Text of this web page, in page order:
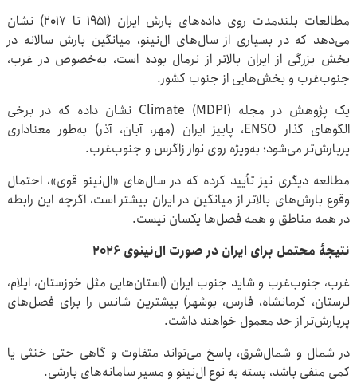
مطالعات بلندمدت روی داده‌های بارش ایران (۱۹۵۱ تا ۲۰۱۷) نشان
می‌دهد که در بسیاری از سال‌های ال‌نینو، میانگین بارش سالانه در
بخش بزرگی از ایران بالاتر از نرمال بوده است، به‌خصوص در غرب،
جنوب‌غرب و بخش‌هایی از جنوب کشور.
یک پژوهش در مجله Climate (MDPI) نشان داده که در برخی
الگوهای گذار ENSO، پاییز ایران (مهر، آبان، آذر) به‌طور معناداری
پربارش‌تر می‌شود؛ به‌ویژه روی نوار زاگرس و جنوب‌غرب.
مطالعه دیگری نیز تأیید کرده که در سال‌های «ال‌نینو قوی»، احتمال
وقوع بارش‌های بالاتر از میانگین در ایران بیشتر است، اگرچه این رابطه
در همه مناطق و همه فصل‌ها یکسان نیست.
نتیجهٔ محتمل برای ایران در صورت ال‌نینوی ۲۰۲۶
غرب، جنوب‌غرب و شاید جنوب ایران (استان‌هایی مثل خوزستان، ایلام،
لرستان، کرمانشاه، فارس، بوشهر) بیشترین شانس را برای فصل‌های
پربارش‌تر از حد معمول خواهند داشت.
در شمال و شمال‌شرق، پاسخ می‌تواند متفاوت و گاهی حتی خنثی یا
کمی منفی باشد، بسته به نوع ال‌نینو و مسیر سامانه‌های بارشی.